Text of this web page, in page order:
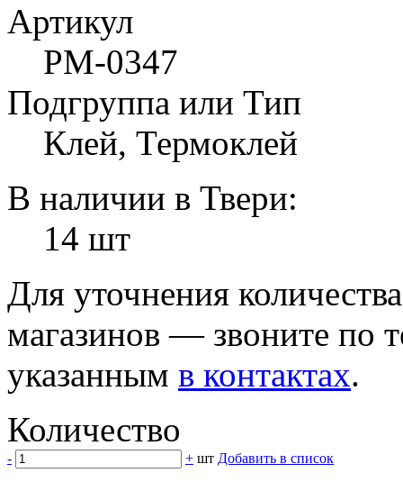
Артикул
РМ-0347
Подгруппа или Тип
Клей, Термоклей
В наличии в Твери:
14 шт
Для уточнения
магазинов — звоните по
указанным в контактах.
Количество
- + шт Добавить в список